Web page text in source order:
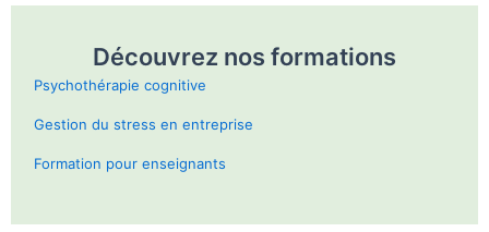
Découvrez nos formations
Psychothérapie cognitive
Gestion du stress en entreprise
Formation pour enseignants